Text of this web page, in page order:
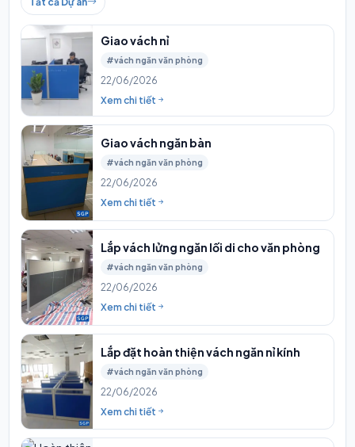
Giao vách nỉ
#vách ngăn văn phòng
22/06/2026
Xem chi tiết
Giao vách ngăn bàn
#vách ngăn văn phòng
22/06/2026
Xem chi tiết
Lắp vách lửng ngăn lối di cho văn phòng
#vách ngăn văn phòng
22/06/2026
Xem chi tiết
Lắp đặt hoàn thiện vách ngăn nỉ kính
#vách ngăn văn phòng
22/06/2026
Xem chi tiết